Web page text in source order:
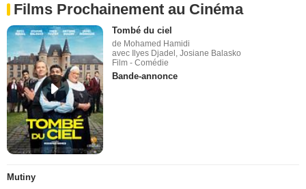
Films Prochainement au Cinéma
Tombé du ciel
de Mohamed Hamidi
avec Ilyes Djadel, Josiane Balasko
Film - Comédie
Bande-annonce
Mutiny